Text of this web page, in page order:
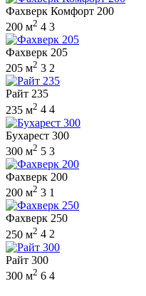
Фахверк Комфорт 200
200 м2 4 3
Фахверк 205
205 м2 3 2
Райт 235
235 м2 4 4
Бухарест 300
300 м2 5 3
Фахверк 200
200 м2 3 1
Фахверк 250
250 м2 4 2
Райт 300
300 м2 6 4